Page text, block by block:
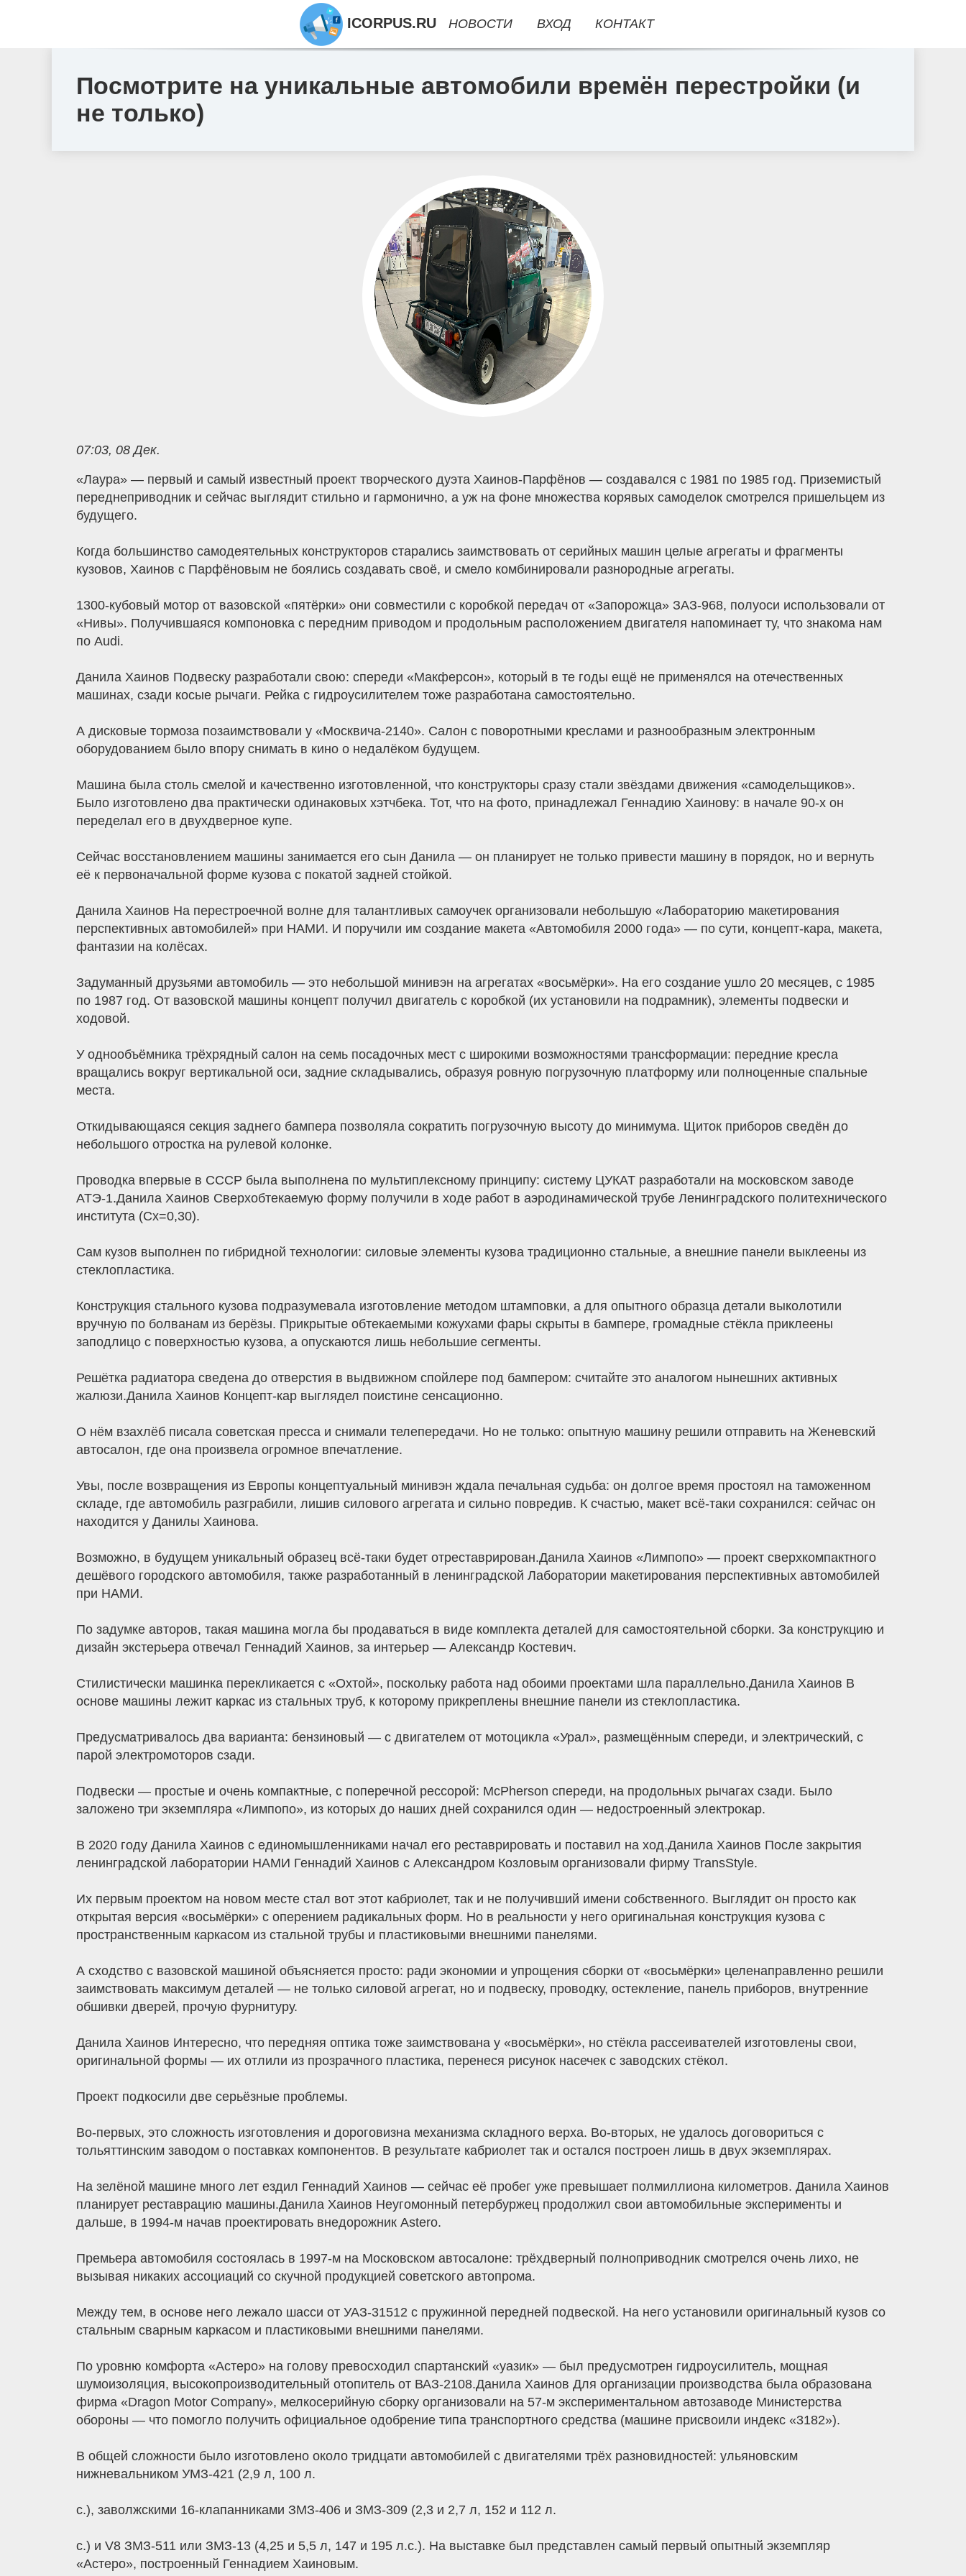
Посмотрите на уникальные автомобили времён перестройки (и
не только)
07:03, 08 Дек.
«Лаура» — первый и самый известный проект творческого дуэта Хаинов-Парфёнов — создавался с 1981 по 1985 год. Приземистый
переднеприводник и сейчас выглядит стильно и гармонично, а уж на фоне множества корявых самоделок смотрелся пришельцем из
будущего.
Когда большинство самодеятельных конструкторов старались заимствовать от серийных машин целые агрегаты и фрагменты
кузовов, Хаинов с Парфёновым не боялись создавать своё, и смело комбинировали разнородные агрегаты.
1300-кубовый мотор от вазовской «пятёрки» они совместили с коробкой передач от «Запорожца» ЗАЗ-968, полуоси использовали от
«Нивы». Получившаяся компоновка с передним приводом и продольным расположением двигателя напоминает ту, что знакома нам
по Audi.
Данила Хаинов Подвеску разработали свою: спереди «Макферсон», который в те годы ещё не применялся на отечественных
машинах, сзади косые рычаги. Рейка с гидроусилителем тоже разработана самостоятельно.
А дисковые тормоза позаимствовали у «Москвича-2140». Салон с поворотными креслами и разнообразным электронным
оборудованием было впору снимать в кино о недалёком будущем.
Машина была столь смелой и качественно изготовленной, что конструкторы сразу стали звёздами движения «самодельщиков».
Было изготовлено два практически одинаковых хэтчбека. Тот, что на фото, принадлежал Геннадию Хаинову: в начале 90-х он
переделал его в двухдверное купе.
Сейчас восстановлением машины занимается его сын Данила — он планирует не только привести машину в порядок, но и вернуть
её к первоначальной форме кузова с покатой задней стойкой.
Данила Хаинов На перестроечной волне для талантливых самоучек организовали небольшую «Лабораторию макетирования
перспективных автомобилей» при НАМИ. И поручили им создание макета «Автомобиля 2000 года» — по сути, концепт-кара, макета,
фантазии на колёсах.
Задуманный друзьями автомобиль — это небольшой минивэн на агрегатах «восьмёрки». На его создание ушло 20 месяцев, с 1985
по 1987 год. От вазовской машины концепт получил двигатель с коробкой (их установили на подрамник), элементы подвески и
ходовой.
У однообъёмника трёхрядный салон на семь посадочных мест c широкими возможностями трансформации: передние кресла
вращались вокруг вертикальной оси, задние складывались, образуя ровную погрузочную платформу или полноценные спальные
места.
Откидывающаяся секция заднего бампера позволяла сократить погрузочную высоту до минимума. Щиток приборов сведён до
небольшого отростка на рулевой колонке.
Проводка впервые в СССР была выполнена по мультиплексному принципу: систему ЦУКАТ разработали на московском заводе
АТЭ-1.Данила Хаинов Сверхобтекаемую форму получили в ходе работ в аэродинамической трубе Ленинградского политехнического
института (Cx=0,30).
Сам кузов выполнен по гибридной технологии: силовые элементы кузова традиционно стальные, а внешние панели выклеены из
стеклопластика.
Конструкция стального кузова подразумевала изготовление методом штамповки, а для опытного образца детали выколотили
вручную по болванам из берёзы. Прикрытые обтекаемыми кожухами фары скрыты в бампере, громадные стёкла приклеены
заподлицо c поверхностью кузова, а опускаются лишь небольшие сегменты.
Решётка радиатора сведена до отверстия в выдвижном спойлере под бампером: считайте это аналогом нынешних активных
жалюзи.Данила Хаинов Концепт-кар выглядел поистине сенсационно.
О нём взахлёб писала советская пресса и снимали телепередачи. Но не только: опытную машину решили отправить на Женевский
автосалон, где она произвела огромное впечатление.
Увы, после возвращения из Европы концептуальный минивэн ждала печальная судьба: он долгое время простоял на таможенном
складе, где автомобиль разграбили, лишив силового агрегата и сильно повредив. К счастью, макет всё-таки сохранился: сейчас он
находится у Данилы Хаинова.
Возможно, в будущем уникальный образец всё-таки будет отреставрирован.Данила Хаинов «Лимпопо» — проект сверхкомпактного
дешёвого городского автомобиля, также разработанный в ленинградской Лаборатории макетирования перспективных автомобилей
при НАМИ.
По задумке авторов, такая машина могла бы продаваться в виде комплекта деталей для самостоятельной сборки. За конструкцию и
дизайн экстерьера отвечал Геннадий Хаинов, за интерьер — Александр Костевич.
Стилистически машинка перекликается с «Охтой», поскольку работа над обоими проектами шла параллельно.Данила Хаинов В
основе машины лежит каркас из стальных труб, к которому прикреплены внешние панели из стеклопластика.
Предусматривалось два варианта: бензиновый — с двигателем от мотоцикла «Урал», размещённым спереди, и электрический, с
парой электромоторов сзади.
Подвески — простые и очень компактные, с поперечной рессорой: McPherson спереди, на продольных рычагах сзади. Было
заложено три экземпляра «Лимпопо», из которых до наших дней сохранился один — недостроенный электрокар.
В 2020 году Данила Хаинов с единомышленниками начал его реставрировать и поставил на ход.Данила Хаинов После закрытия
ленинградской лаборатории НАМИ Геннадий Хаинов с Александром Козловым организовали фирму TransStyle.
Их первым проектом на новом месте стал вот этот кабриолет, так и не получивший имени собственного. Выглядит он просто как
открытая версия «восьмёрки» с оперением радикальных форм. Но в реальности у него оригинальная конструкция кузова с
пространственным каркасом из стальной трубы и пластиковыми внешними панелями.
А сходство с вазовской машиной объясняется просто: ради экономии и упрощения сборки от «восьмёрки» целенаправленно решили
заимствовать максимум деталей — не только силовой агрегат, но и подвеску, проводку, остекление, панель приборов, внутренние
обшивки дверей, прочую фурнитуру.
Данила Хаинов Интересно, что передняя оптика тоже заимствована у «восьмёрки», но стёкла рассеивателей изготовлены свои,
оригинальной формы — их отлили из прозрачного пластика, перенеся рисунок насечек с заводских стёкол.
Проект подкосили две серьёзные проблемы.
Во-первых, это сложность изготовления и дороговизна механизма складного верха. Во-вторых, не удалось договориться c
тольяттинским заводом о поставках компонентов. В результате кабриолет так и остался построен лишь в двух экземплярах.
На зелёной машине много лет ездил Геннадий Хаинов — сейчас её пробег уже превышает полмиллиона километров. Данила Хаинов
планирует реставрацию машины.Данила Хаинов Неугомонный петербуржец продолжил свои автомобильные эксперименты и
дальше, в 1994-м начав проектировать внедорожник Astero.
Премьера автомобиля состоялась в 1997-м на Московском автосалоне: трёхдверный полноприводник смотрелся очень лихо, не
вызывая никаких ассоциаций со скучной продукцией советского автопрома.
Между тем, в основе него лежало шасси от УАЗ-31512 с пружинной передней подвеской. На него установили оригинальный кузов со
стальным сварным каркасом и пластиковыми внешними панелями.
По уровню комфорта «Астеро» на голову превосходил спартанский «уазик» — был предусмотрен гидроусилитель, мощная
шумоизоляция, высокопроизводительный отопитель от ВАЗ-2108.Данила Хаинов Для организации производства была образована
фирма «Dragon Motor Company», мелкосерийную сборку организовали на 57-м экспериментальном автозаводе Министерства
обороны — что помогло получить официальное одобрение типа транспортного средства (машине присвоили индекс «3182»).
В общей сложности было изготовлено около тридцати автомобилей с двигателями трёх разновидностей: ульяновским
нижневальником УМЗ-421 (2,9 л, 100 л.
с.), заволжскими 16-клапанниками ЗМЗ-406 и ЗМЗ-309 (2,3 и 2,7 л, 152 и 112 л.
с.) и V8 ЗМЗ-511 или ЗМЗ-13 (4,25 и 5,5 л, 147 и 195 л.с.). На выставке был представлен самый первый опытный экземпляр
«Астеро», построенный Геннадием Хаиновым.
ICORPUS.RU НОВОСТИ ВХОД КОНТАКТ